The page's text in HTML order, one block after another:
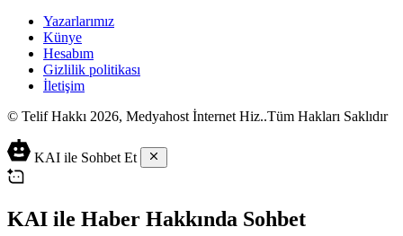
Yazarlarımız
Künye
Hesabım
Gizlilik politikası
İletişim
© Telif Hakkı 2026, Medyahost İnternet Hiz..Tüm Hakları Saklıdır
casino
siteleri
casino
2023
lordcasino
canlı
casino
siteleri
iyi
casino
ev
yapımı
salça
KAI ile Sohbet Et
KAI ile Haber Hakkında Sohbet